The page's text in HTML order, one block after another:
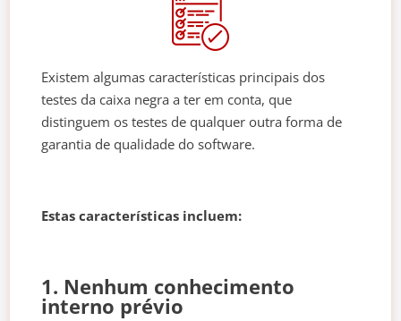
Existem algumas características principais dos
testes da caixa negra a ter em conta, que
distinguem os testes de qualquer outra forma de
garantia de qualidade do software.
Estas características incluem:
1. Nenhum conhecimento
interno prévio